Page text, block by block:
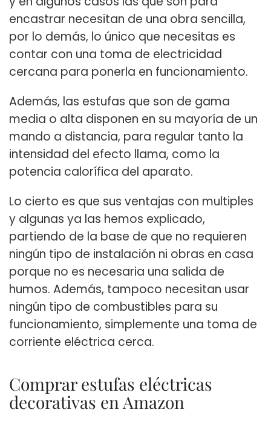
encastrar necesitan de una obra sencilla,
por lo demás, lo único que necesitas es
contar con una toma de electricidad
cercana para ponerla en funcionamiento.
Además, las estufas que son de gama
media o alta disponen en su mayoría de un
mando a distancia, para regular tanto la
intensidad del efecto llama, como la
potencia calorífica del aparato.
Lo cierto es que sus ventajas con multiples
y algunas ya las hemos explicado,
partiendo de la base de que no requieren
ningún tipo de instalación ni obras en casa
porque no es necesaria una salida de
humos. Además, tampoco necesitan usar
ningún tipo de combustibles para su
funcionamiento, simplemente una toma de
corriente eléctrica cerca.
Comprar estufas eléctricas
decorativas en Amazon